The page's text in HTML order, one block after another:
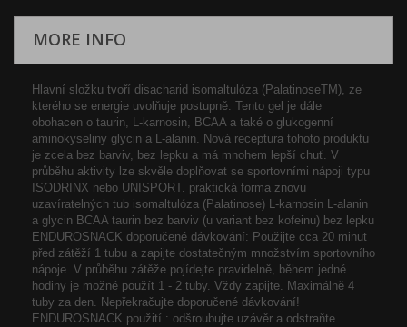
MORE INFO
Hlavní složku tvoří disacharid isomaltulóza (PalatinoseTM), ze
kterého se energie uvolňuje postupně. Tento gel je dále
obohacen o taurin, L-karnosin, BCAA a také o glukogenní
aminokyseliny glycin a L-alanin. Nová receptura tohoto produktu
je zcela bez barviv, bez lepku a má mnohem lepší chuť. V
průběhu aktivity lze skvěle doplňovat se sportovními nápoji typu
ISODRINX nebo UNISPORT. praktická forma znovu
uzavíratelných tub isomaltulóza (Palatinose) L-karnosin L-alanin
a glycin BCAA taurin bez barviv (u variant bez kofeinu) bez lepku
ENDUROSNACK doporučené dávkování: Použijte cca 20 minut
před zátěží 1 tubu a zapijte dostatečným množstvím sportovního
nápoje. V průběhu zátěže pojídejte pravidelně, během jedné
hodiny je možné použít 1 - 2 tuby. Vždy zapijte. Maximálně 4
tuby za den. Nepřekračujte doporučené dávkování!
ENDUROSNACK použití : odšroubujte uzávěr a odstraňte